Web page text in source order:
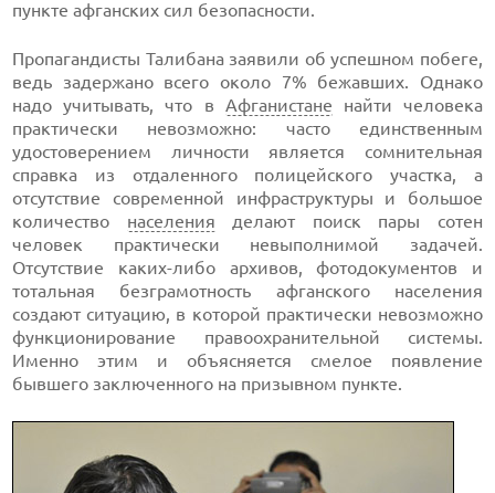
пункте афганских сил безопасности.
Пропагандисты Талибана заявили об успешном побеге,
ведь задержано всего около 7% бежавших. Однако
надо учитывать, что в Афганистане найти человека
практически невозможно: часто единственным
удостоверением личности является сомнительная
справка из отдаленного полицейского участка, а
отсутствие современной инфраструктуры и большое
количество населения делают поиск пары сотен
человек практически невыполнимой задачей.
Отсутствие каких-либо архивов, фотодокументов и
тотальная безграмотность афганского населения
создают ситуацию, в которой практически невозможно
функционирование правоохранительной системы.
Именно этим и объясняется смелое появление
бывшего заключенного на призывном пункте.